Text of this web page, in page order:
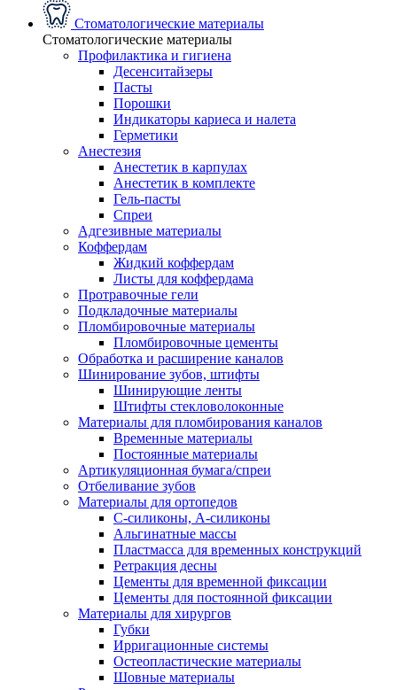
Стоматологические материалы
Стоматологические материалы
Профилактика и гигиена
Десенситайзеры
Пасты
Порошки
Индикаторы кариеса и налета
Герметики
Анестезия
Анестетик в карпулах
Анестетик в комплекте
Гель-пасты
Спреи
Адгезивные материалы
Коффердам
Жидкий коффердам
Листы для коффердама
Протравочные гели
Подкладочные материалы
Пломбировочные материалы
Пломбировочные цементы
Обработка и расширение каналов
Шинирование зубов, штифты
Шинирующие ленты
Штифты стекловолоконные
Материалы для пломбирования каналов
Временные материалы
Постоянные материалы
Артикуляционная бумага/спреи
Отбеливание зубов
Материалы для ортопедов
C-силиконы, А-силиконы
Альгинатные массы
Пластмасса для временных конструкций
Ретракция десны
Цементы для временной фиксации
Цементы для постоянной фиксации
Материалы для хирургов
Губки
Ирригационные системы
Остеопластические материалы
Шовные материалы